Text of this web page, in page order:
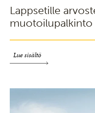
Lappsetille
muotoilupalkinto
Lue sisältö